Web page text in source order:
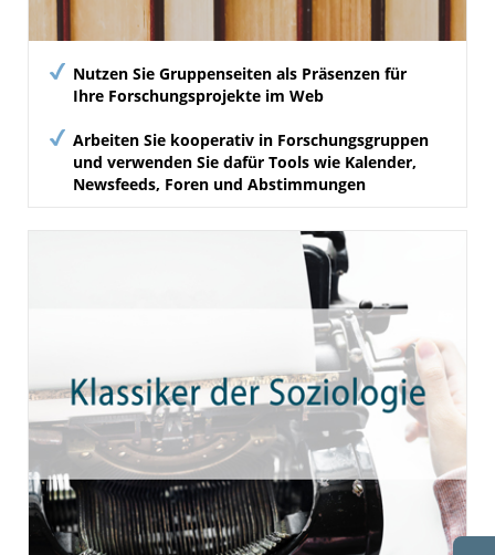
Nutzen Sie Gruppenseiten als Präsenzen für
Ihre Forschungsprojekte im Web
Arbeiten Sie kooperativ in Forschungsgruppen
und verwenden Sie dafür Tools wie Kalender,
Newsfeeds, Foren und Abstimmungen